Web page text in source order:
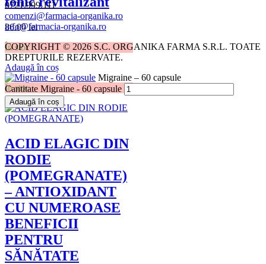
86.00lei
În stoc
Adaugă în coș
În stoc
ACID ELAGIC DIN
RODIE
(POMEGRANATE)
– ANTIOXIDANT
CU NUMEROASE
BENEFICII
PENTRU
SĂNĂTATE
0721.999.111
comenzi@farmacia-organika.ro
info@farmacia-organika.ro
COPYRIGHT © 2026 S.C. ORGANIKA FARMA S.R.L. TOATE
DREPTURILE REZERVATE.
Migraine – 60 capsule
Cantitate Migraine - 60 capsule
Adaugă în coș